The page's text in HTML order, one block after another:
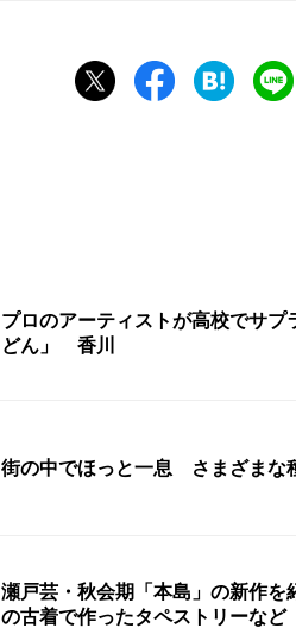
プロのアーティストが高校でサ
どん」 香川
街の中でほっと一息 さまざまな
瀬戸芸・秋会期「本島」の新作
の古着で作ったタペストリーなど